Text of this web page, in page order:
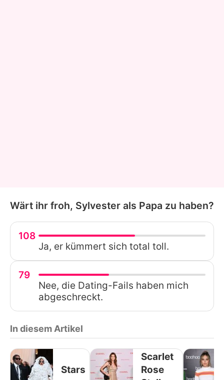
Wärt ihr froh, Sylvester als Papa zu haben?
108
Ja, er kümmert sich total toll.
79
Nee, die Dating-Fails haben mich
abgeschreckt.
In diesem Artikel
Stars
Scarlet
Rose